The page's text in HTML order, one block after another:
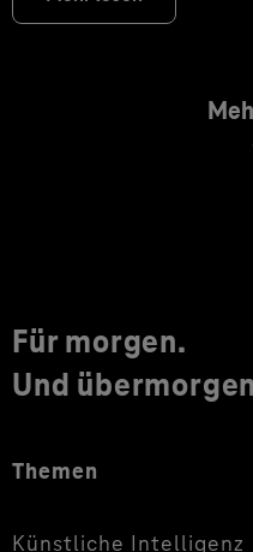
Für morgen.
Und
Themen
Künstliche Intelligenz